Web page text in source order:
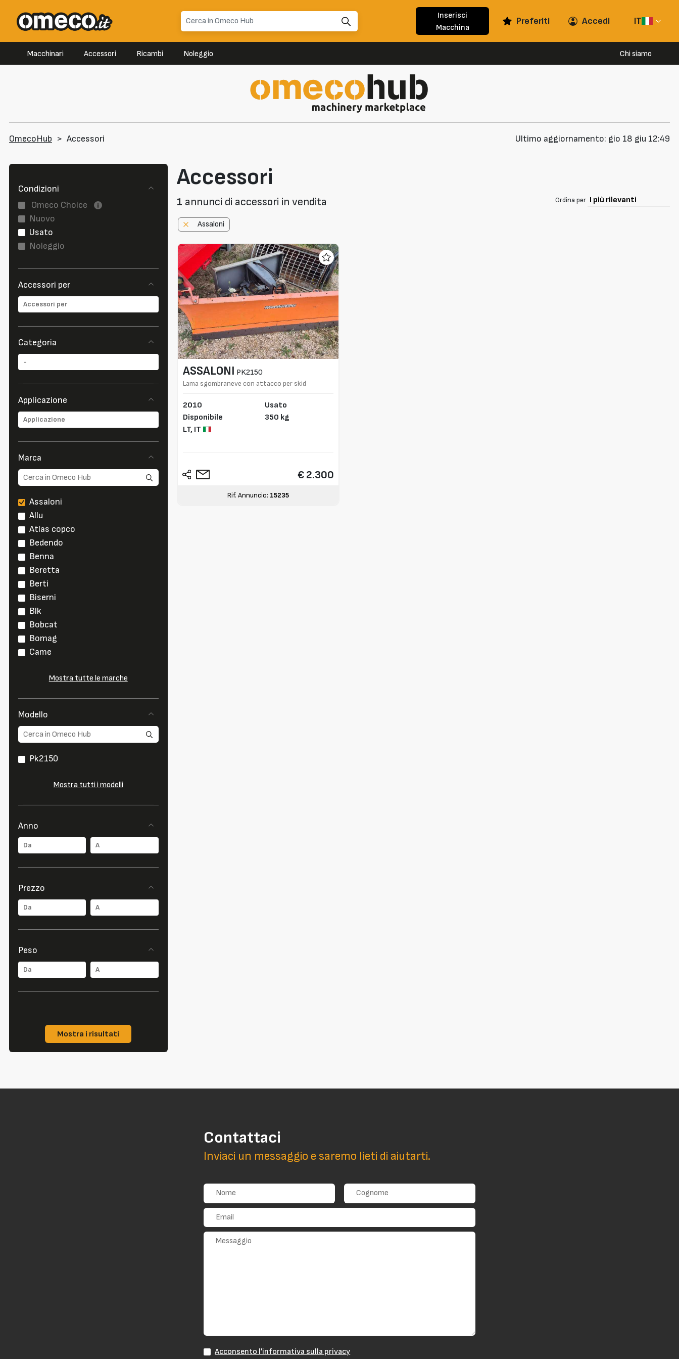
Inserisci
Macchina
Preferiti Accedi IT
Macchinari Accessori Ricambi Noleggio Chi siamo
OmecoHub > Accessori Ultimo aggiornamento: gio 18 giu 12:49
Condizioni
Omeco Choice
Nuovo
Usato
Noleggio
Accessori per
Categoria
Applicazione
Marca
Assaloni
Allu
Atlas copco
Bedendo
Benna
Beretta
Berti
Biserni
Blk
Bobcat
Bomag
Came
Mostra tutte le marche
Modello
Pk2150
Mostra tutti i modelli
Anno
Prezzo
Peso
Mostra i risultati
Accessori
1 annunci di accessori in vendita Ordina per
Assaloni
ASSALONI PK2150
Lama sgombraneve con attacco per skid
2010
Disponibile
LT,IT
Usato
350 kg
€ 2.300
Rif. Annuncio: 15235
Contattaci
Inviaci un messaggio e saremo lieti di aiutarti.
Acconsento l'informativa sulla privacy